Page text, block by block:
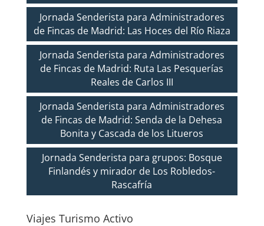
Jornada Senderista para Administradores
de Fincas de Madrid: Las Hoces del Río Riaza
Jornada Senderista para Administradores
de Fincas de Madrid: Ruta Las Pesquerías
Reales de Carlos III
Jornada Senderista para Administradores
de Fincas de Madrid: Senda de la Dehesa
Bonita y Cascada de los Litueros
Jornada Senderista para grupos: Bosque
Finlandés y mirador de Los Robledos-
Rascafría
Viajes Turismo Activo